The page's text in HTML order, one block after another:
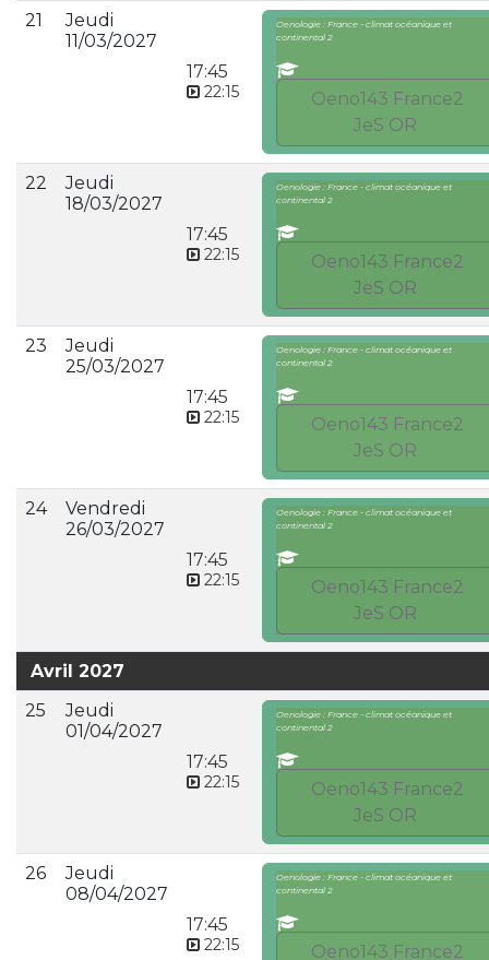
21
Jeudi
11/03/2027
17:45
22:15
Oenologie : France - climat océanique et
continental 2
Oeno143 France2
JeS OR
22
Jeudi
18/03/2027
17:45
22:15
Oenologie : France - climat océanique et
continental 2
Oeno143 France2
JeS OR
23
Jeudi
25/03/2027
17:45
22:15
Oenologie : France - climat océanique et
continental 2
Oeno143 France2
JeS OR
24
Vendredi
26/03/2027
17:45
22:15
Oenologie : France - climat océanique et
continental 2
Oeno143 France2
JeS OR
Avril 2027
25
Jeudi
01/04/2027
17:45
22:15
Oenologie : France - climat océanique et
continental 2
Oeno143 France2
JeS OR
26
Jeudi
08/04/2027
17:45
22:15
Oenologie : France - climat océanique et
continental 2
Oeno143 France2